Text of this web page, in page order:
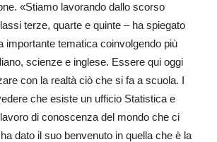
«Stiamo lavorando dallo scorso
terze, quarte e quinte – ha spiegato
importante tematica coinvolgendo più
scienze e inglese. Essere qui oggi
con la realtà ciò che si fa a scuola. I
che esiste un ufficio Statistica e
di conoscenza del mondo che ci
dato il suo benvenuto in quella che è la